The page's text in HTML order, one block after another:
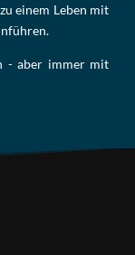
ei­nem Le­ben mit
- aber immer mit